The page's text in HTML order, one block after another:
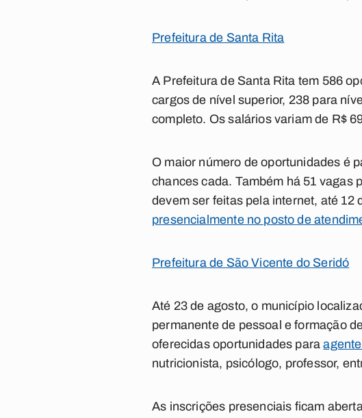
Prefeitura de Santa Rita
A Prefeitura de Santa Rita tem 586
cargos de nível superior, 238 para
completo. Os salários variam de R$
O maior número de oportunidades é
chances cada. Também há 51 vagas
devem ser feitas pela internet, até 12
presencialmente no posto de
Prefeitura de São Vicente do Seridó
Até 23 de agosto, o município
permanente de pessoal e formação
oferecidas oportunidades para
nutricionista, psicólogo, professor,
As inscrições presenciais ficam